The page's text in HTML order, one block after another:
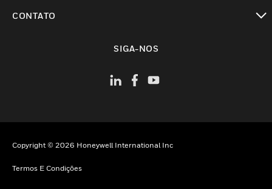
CONTATO
SIGA-NOS
Copyright © 2026 Honeywell International Inc
Termos E Condições